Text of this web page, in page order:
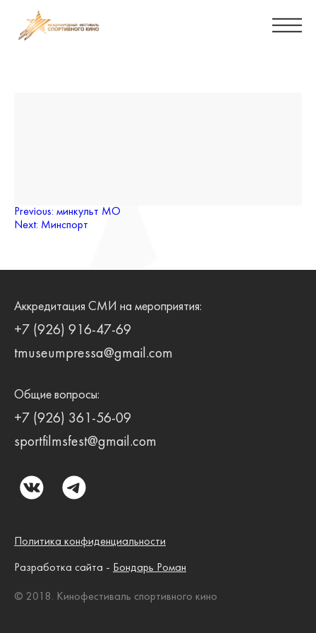
Навигация
по
Previous: минкульт МО
Next: Минспорт
Аккредитация СМИ на мероприятия:
+7 (926) 916-47-69
tmuseumpressa@gmail.com
Общие вопросы:
+7 (926) 361-56-09
sportfilmsfest@gmail.com
Политика конфиденциальности
Разработка сайта - Бондарь Роман
© 2018. Кинофестиваль спортивного кино